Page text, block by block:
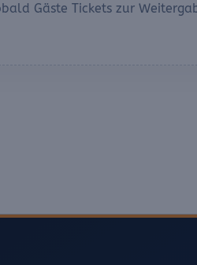
Gäste Tickets zur